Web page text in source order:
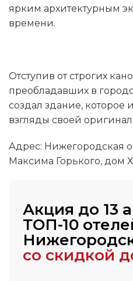
ярким архитектурным
времени.
Отступив от строгих
преобладавших в
создал здание, которое
взгляды своей
Адрес: Нижегородская
Максима Горького, дом
Акция до 13
ТОП-10
со скидкой